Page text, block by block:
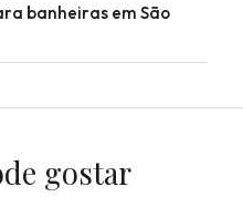
banheiras em São
gostar